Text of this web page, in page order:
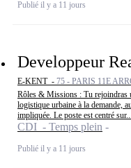
Publié il y a 11 jours
Developpeur
E-KENT - 75 - PARIS 11E
Rôles & Missions : Tu rejoindras
logistique urbaine à la demande,
impliquée. Le poste est centré sur...
CDI - Temps plein
Publié il y a 11 jours